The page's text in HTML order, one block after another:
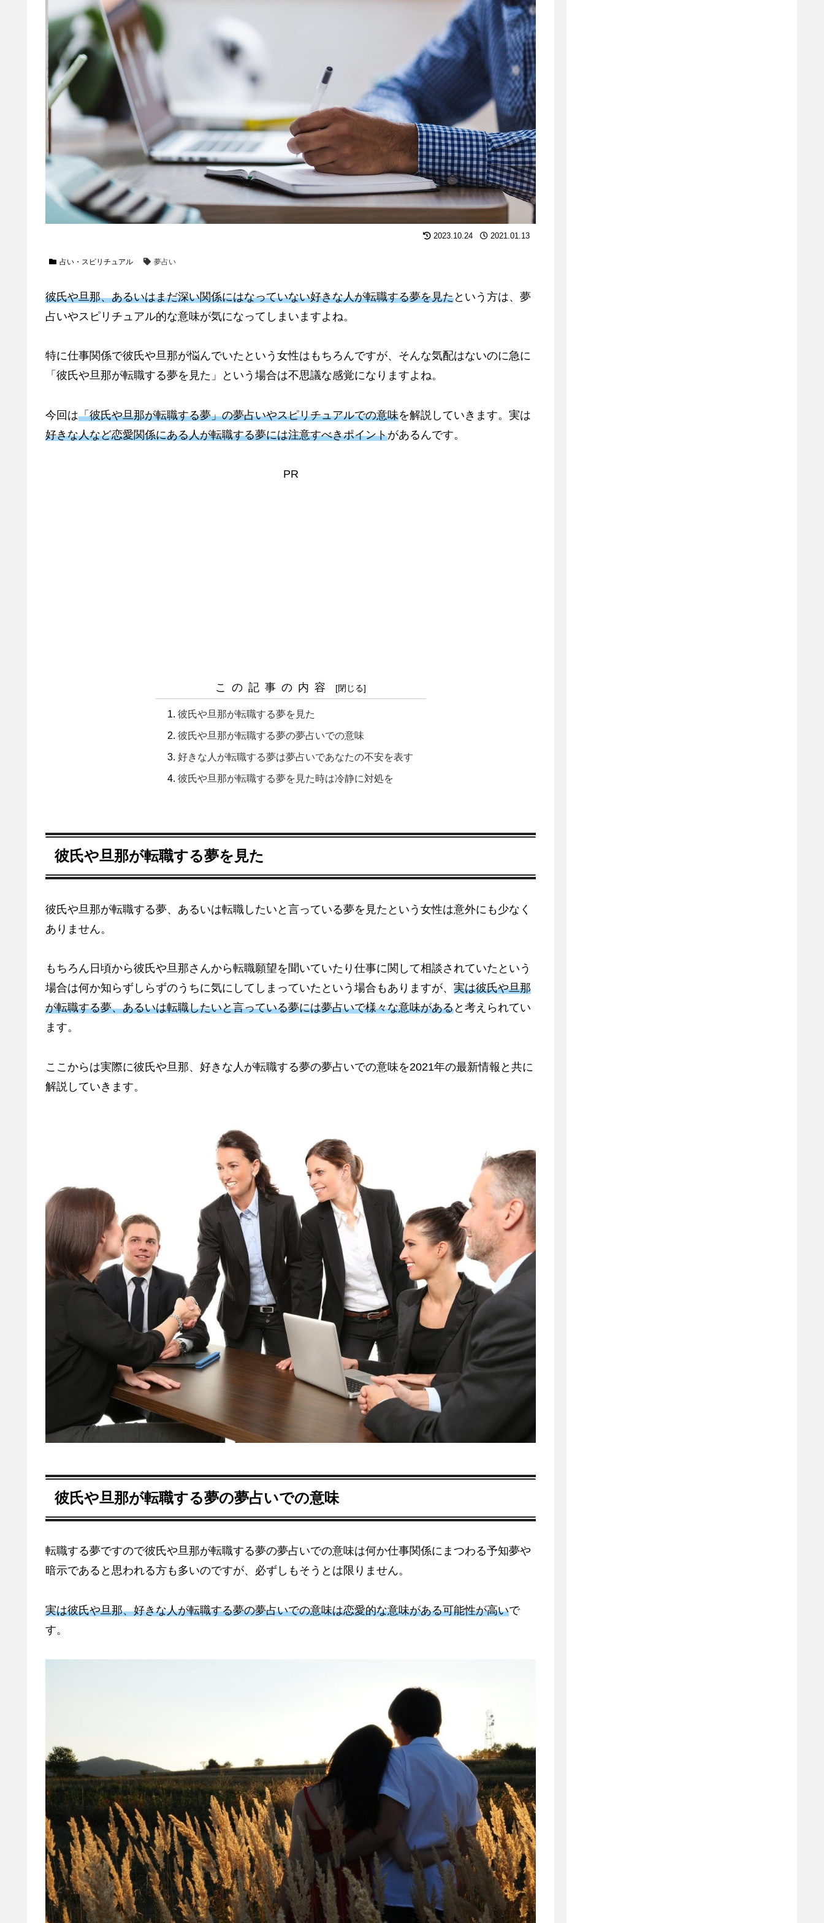
2023.10.24 2021.01.13
占い・スピリチュアル 夢占い
彼氏や旦那、あるいはまだ深い関係にはなっていない好きな人が転職する夢を見たという方は、夢
占いやスピリチュアル的な意味が気になってしまいますよね。
特に仕事関係で彼氏や旦那が悩んでいたという女性はもちろんですが、そんな気配はないのに急に
「彼氏や旦那が転職する夢を見た」という場合は不思議な感覚になりますよね。
今回は「彼氏や旦那が転職する夢」の夢占いやスピリチュアルでの意味を解説していきます。実は
好きな人など恋愛関係にある人が転職する夢には注意すべきポイントがあるんです。
PR
この記事の内容
彼氏や旦那が転職する夢を見た
彼氏や旦那が転職する夢の夢占いでの意味
好きな人が転職する夢は夢占いであなたの不安を表す
彼氏や旦那が転職する夢を見た時は冷静に対処を
彼氏や旦那が転職する夢を見た
彼氏や旦那が転職する夢、あるいは転職したいと言っている夢を見たという女性は意外にも少なく
ありません。
もちろん日頃から彼氏や旦那さんから転職願望を聞いていたり仕事に関して相談されていたという
場合は何か知らずしらずのうちに気にしてしまっていたという場合もありますが、 実は彼氏や旦那
が転職する夢、あるいは転職したいと言っている夢には夢占いで様々な意味があると考えられてい
ます。
ここからは実際に彼氏や旦那、好きな人が転職する夢の夢占いでの意味を2021年の最新情報と共に
解説していきます。
彼氏や旦那が転職する夢の夢占いでの意味
転職する夢ですので彼氏や旦那が転職する夢の夢占いでの意味は何か仕事関係にまつわる予知夢や
暗示であると思われる方も多いのですが、必ずしもそうとは限りません。
実は彼氏や旦那、好きな人が転職する夢の夢占いでの意味は恋愛的な意味がある可能性が高いで
す。